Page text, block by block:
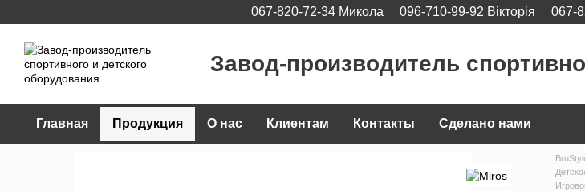
067-820-72-34 Микола 096-710-99-92 Вікторія 067-
Завод-производитель
Главная Продукция О нас Клиентам Контакты Сделано нами